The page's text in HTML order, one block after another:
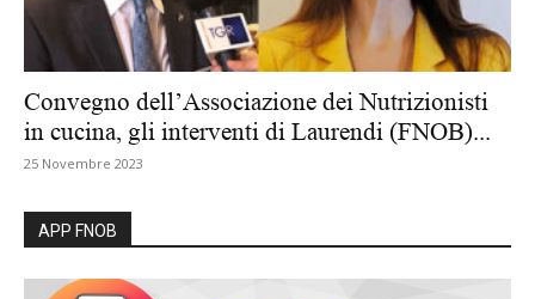
Convegno dell’Associazione dei Nutrizionisti
in cucina, gli interventi di Laurendi (FNOB)...
25 Novembre 2023
APP FNOB